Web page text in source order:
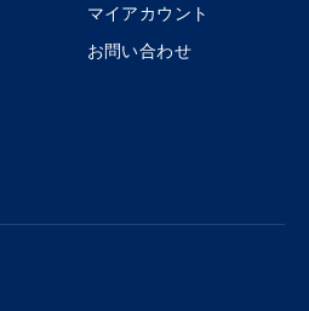
マイアカウント
お問い合わせ